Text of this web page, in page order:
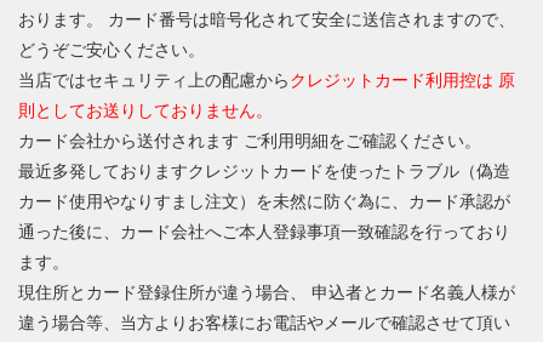
おります。 カード番号は暗号化されて安全に送信されますので、
どうぞご安心ください。
当店ではセキュリティ上の配慮からクレジットカード利用控は 原
則としてお送りしておりません。
カード会社から送付されます ご利用明細をご確認ください。
最近多発しておりますクレジットカードを使ったトラブル（偽造
カード使用やなりすまし注文）を未然に防ぐ為に、カード承認が
通った後に、カード会社へご本人登録事項一致確認を行っており
ます。
現住所とカード登録住所が違う場合、 申込者とカード名義人様が
違う場合等、当方よりお客様にお電話やメールで確認させて頂い